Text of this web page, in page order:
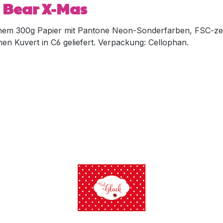
X-Mas
300g Papier mit Pantone Neon-Sonderfarben, FSC-
Kuvert in C6 geliefert. Verpackung: Cellophan.